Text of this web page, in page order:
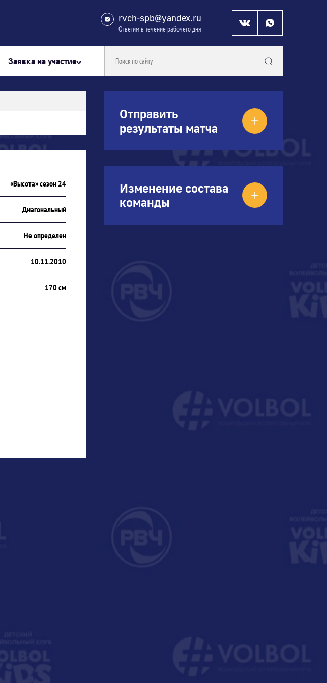
rvch-spb@yandex.ru
Ответим в течение рабочего дня
Заявка на участие
«Высота» сезон 24
Диагональный
Не определен
10.11.2010
170 см
Отправить
результаты матча
Изменение состава
команды